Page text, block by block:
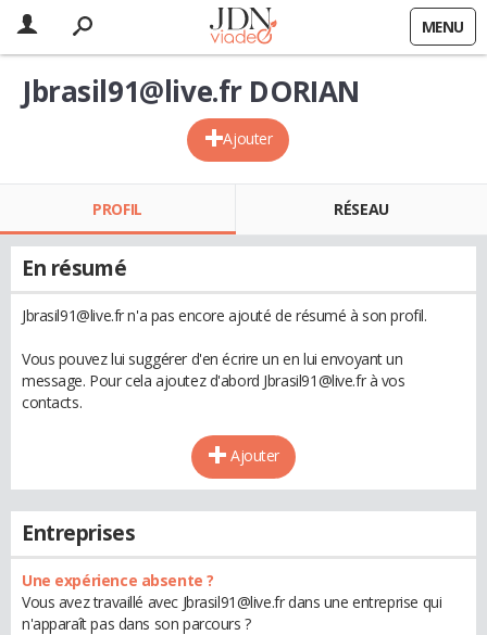
MENU
Ajouter
Jbrasil91@live.fr DORIAN
PROFIL RÉSEAU
En résumé
Jbrasil91@live.fr n'a pas encore ajouté de résumé à son profil.
Vous pouvez lui suggérer d'en écrire un en lui envoyant un
message. Pour cela ajoutez d'abord Jbrasil91@live.fr à vos
contacts.
Ajouter
Entreprises
Une expérience absente ?
Vous avez travaillé avec Jbrasil91@live.fr dans une entreprise qui
n'apparaît pas dans son parcours ?